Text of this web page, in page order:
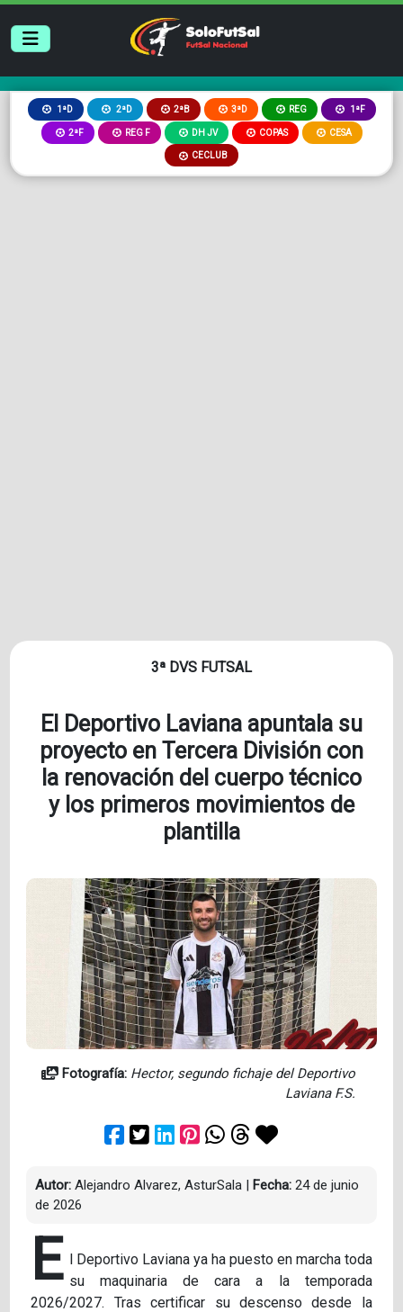
1ªD 2ªD 2ªB 3ªD REG 1ªF
2ªF REG F DH JV COPAS CESA
CECLUB
3ª DVS FUTSAL
El Deportivo Laviana apuntala su
proyecto en Tercera División con
la renovación del cuerpo técnico
y los primeros movimientos de
plantilla
Fotografía: Hector, segundo fichaje del Deportivo
Laviana F.S.
Autor: Alejandro Alvarez, AsturSala | Fecha: 24 de junio
de 2026
E l Deportivo Laviana ya ha puesto en marcha toda
su maquinaria de cara a la temporada
2026/2027. Tras certificar su descenso desde la